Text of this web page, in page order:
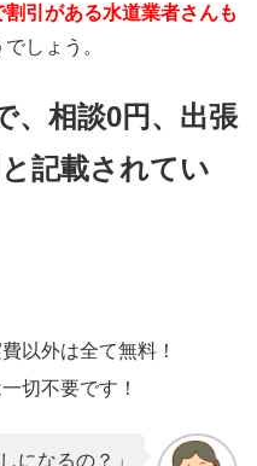
引がある水道業者さんも
しょう。
、相談0円、出張
記載されてい
以外は全て無料！
一切不要です！
になるの？」